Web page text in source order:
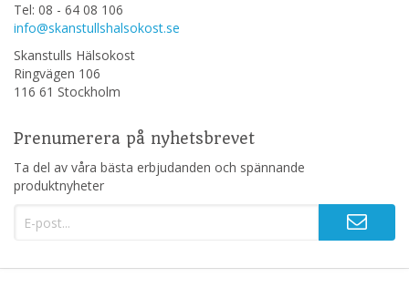
Tel: 08 - 64 08 106
info@skanstullshalsokost.se
Skanstulls Hälsokost
Ringvägen 106
116 61 Stockholm
Prenumerera på nyhetsbrevet
Ta del av våra bästa erbjudanden och spännande
produktnyheter